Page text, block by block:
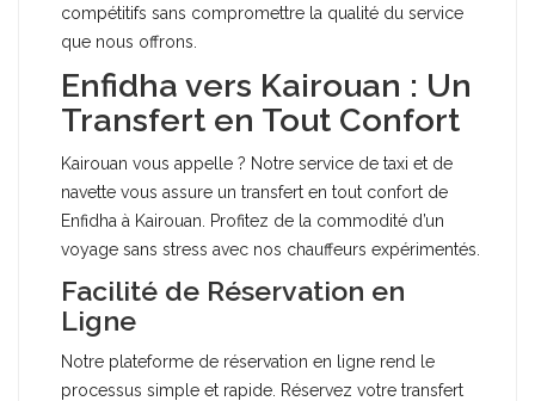
compétitifs sans compromettre la qualité du service
que nous offrons.
Enfidha vers Kairouan : Un
Transfert en Tout Confort
Kairouan vous appelle ? Notre service de taxi et de
navette vous assure un transfert en tout confort de
Enfidha à Kairouan. Profitez de la commodité d’un
voyage sans stress avec nos chauffeurs expérimentés.
Facilité de Réservation en
Ligne
Notre plateforme de réservation en ligne rend le
processus simple et rapide. Réservez votre transfert